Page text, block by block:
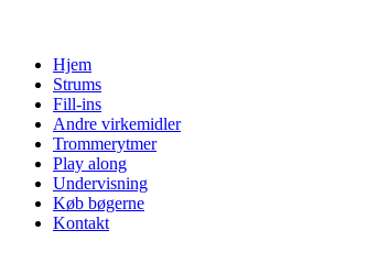
Hjem
Strums
Fill-ins
Andre virkemidler
Trommerytmer
Play along
Undervisning
Køb bøgerne
Kontakt